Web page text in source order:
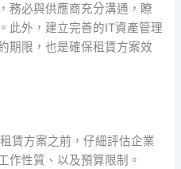
務必與供應商充分溝通，瞭
此外，建立完善的IT資產管理
期限，也是確保租賃方案效
賃方案之前，仔細評估企業
作性質、以及預算限制。